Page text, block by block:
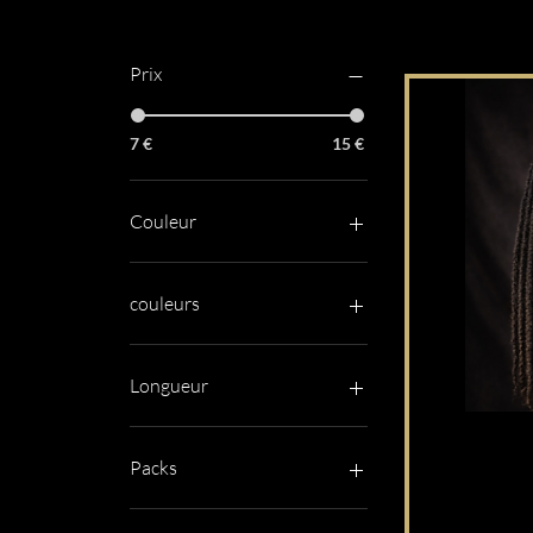
Prix
7 € 15 €
Couleur
couleurs
Longueur
"18"
Packs
Pack Duo 2 paquets